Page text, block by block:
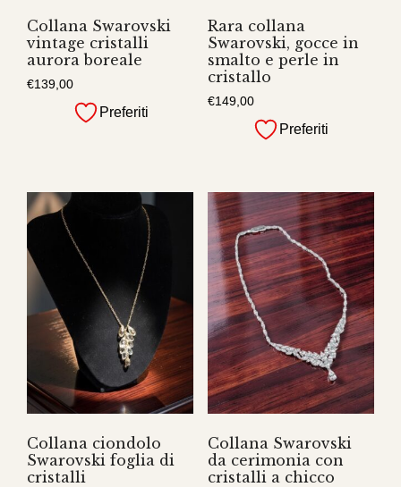
Collana Swarovski
vintage cristalli
aurora boreale
€139,00
Preferiti
Rara collana
Swarovski, gocce in
smalto e perle in
cristallo
€149,00
Preferiti
Collana ciondolo
Swarovski foglia di
cristalli
Collana Swarovski
da cerimonia con
cristalli a chicco